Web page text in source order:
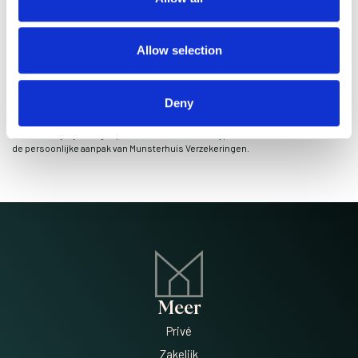
Allow selection
Deny
Waarom kiest u Munsterhuis Verzekeringen?
U kunt rekenen op persoonlijk, onafhankelijk advies en een vlotte afhandeling
van uw hypotheek. Bij ons heeft u één duidelijk aanspreekpunt, zodat u zich
kunt richten op de leuke aspecten van het kopen van uw nieuwe woning.
de persoonlijke aanpak van Munsterhuis Verzekeringen.
Meer
Privé
Zakelijk